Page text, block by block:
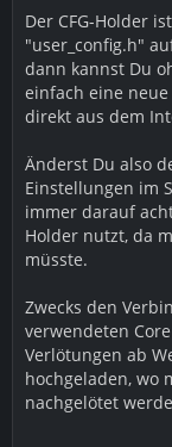
Der CFG-Holder
"user_config.h"
dann kannst Du
einfach eine
direkt aus dem
Änderst Du also
Einstellungen im
immer darauf
Holder nutzt, da
müsste.
Zwecks den
verwendeten
Verlötungen ab
hochgeladen, wo
nachgelötet